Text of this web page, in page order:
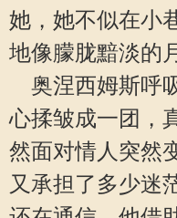
她，她不似在小
地像朦胧黯淡的
奥涅西姆斯呼
心揉皱成一团，
然面对情人突然
又承担了多少迷